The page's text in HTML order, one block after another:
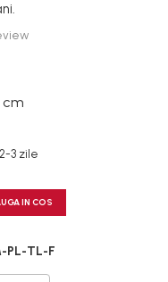
cm
2-3 zile
IN COS
PL-TL-F